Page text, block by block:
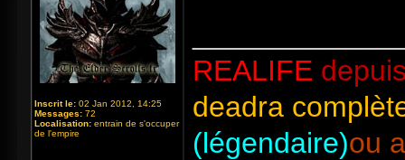
Inscrit le: 02 Jan 2012, 14:25
Messages: 72
Localisation: entrain de s'occuper
de l'empire
REALIFE
deadra
(légendaire)ou